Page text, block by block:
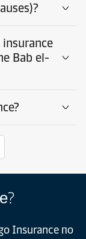
Bab el-
Insurance по